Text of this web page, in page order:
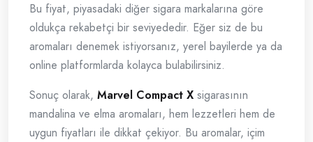
Bu fiyat, piyasadaki diğer sigara markalarına göre
oldukça rekabetçi bir seviyededir. Eğer siz de bu
aromaları denemek istiyorsanız, yerel bayilerde ya da
online platformlarda kolayca bulabilirsiniz.
Sonuç olarak, Marvel Compact X sigarasının
mandalina ve elma aromaları, hem lezzetleri hem de
uygun fiyatları ile dikkat çekiyor. Bu aromalar, içim